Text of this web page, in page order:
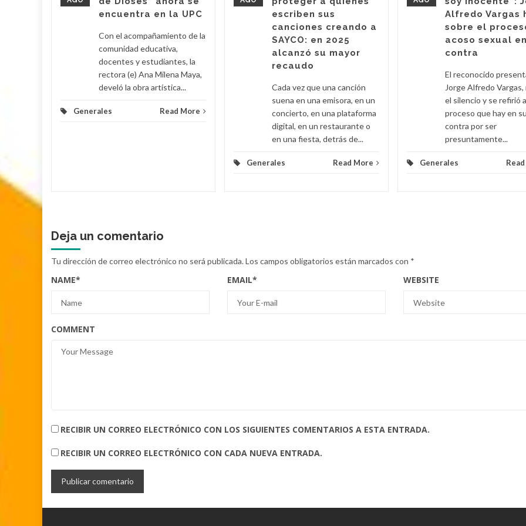
encuentra en la UPC
Con el acompañamiento de la
comunidad educativa,
docentes y estudiantes, la
rectora (e) Ana Milena Maya,
develó la obra artística...
Generales Read More
escriben sus
canciones creando a
SAYCO: en 2025
alcanzó su mayor
recaudo
Cada vez que una canción
suena en una emisora, en un
concierto, en una plataforma
digital, en un restaurante o
en una fiesta, detrás de...
Generales Read More
Alfredo Vargas
sobre el
acoso sexual
contra
El reconocido
Jorge Alfredo Vargas,
el silencio y se refirió
proceso que hay en su
contra por ser
presuntamente...
Generales
Deja un comentario
Tu dirección de correo electrónico no será publicada.Los campos obligatorios están marcados con *
NAME* EMAIL* WEBSITE
COMMENT
RECIBIR UN CORREO ELECTRÓNICO CON LOS SIGUIENTES COMENTARIOS A ESTA ENTRADA.
RECIBIR UN CORREO ELECTRÓNICO CON CADA NUEVA ENTRADA.